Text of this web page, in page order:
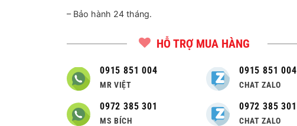
– Bảo hành 24 tháng.
HỖ TRỢ MUA HÀNG
0915 851 004
MR VIỆT
0972 385 301
MS BÍCH
0915 851 004
CHAT ZALO
0972 385 301
CHAT ZALO